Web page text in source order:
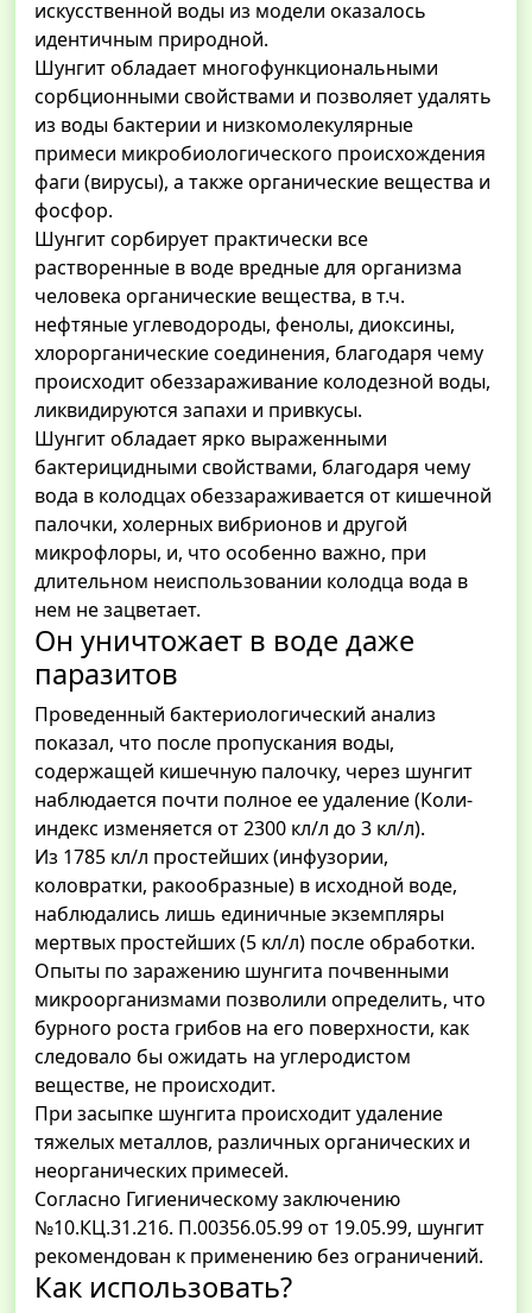
искусственной воды из модели оказалось
идентичным природной.
Шунгит обладает многофункциональными
сорбционными свойствами и позволяет удалять
из воды бактерии и низкомолекулярные
примеси микробиологического происхождения
фаги (вирусы), а также органические вещества и
фосфор.
Шунгит сорбирует практически все
растворенные в воде вредные для организма
человека органические вещества, в т.ч.
нефтяные углеводороды, фенолы, диоксины,
хлорорганические соединения, благодаря чему
происходит обеззараживание колодезной воды,
ликвидируются запахи и привкусы.
Шунгит обладает ярко выраженными
бактерицидными свойствами, благодаря чему
вода в колодцах обеззараживается от кишечной
палочки, холерных вибрионов и другой
микрофлоры, и, что особенно важно, при
длительном неиспользовании колодца вода в
нем не зацветает.
Он уничтожает в воде даже
паразитов
Проведенный бактериологический анализ
показал, что после пропускания воды,
содержащей кишечную палочку, через шунгит
наблюдается почти полное ее удаление (Коли-
индекс изменяется от 2300 кл/л до 3 кл/л).
Из 1785 кл/л простейших (инфузории,
коловратки, ракообразные) в исходной воде,
наблюдались лишь единичные экземпляры
мертвых простейших (5 кл/л) после обработки.
Опыты по заражению шунгита почвенными
микроорганизмами позволили определить, что
бурного роста грибов на его поверхности, как
следовало бы ожидать на углеродистом
веществе, не происходит.
При засыпке шунгита происходит удаление
тяжелых металлов, различных органических и
неорганических примесей.
Согласно Гигиеническому заключению
№10.КЦ.31.216. П.00356.05.99 от 19.05.99, шунгит
рекомендован к применению без ограничений.
Как использовать?